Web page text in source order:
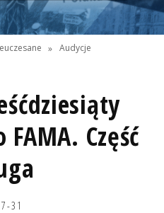
» Audycje
Część
31